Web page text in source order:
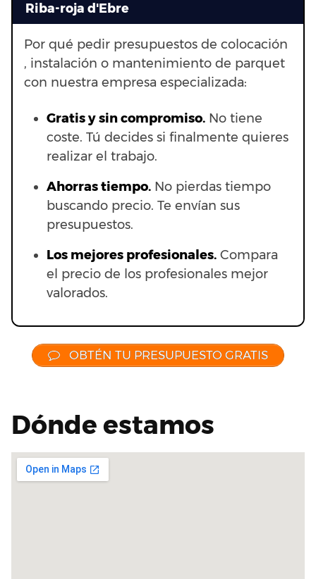
Riba-roja d'Ebre
Por qué pedir presupuestos de colocación
, instalación o mantenimiento de parquet
con nuestra empresa especializada:
Gratis y sin compromiso. No tiene
coste. Tú decides si finalmente quieres
realizar el trabajo.
Ahorras tiempo. No pierdas tiempo
buscando precio. Te envían sus
presupuestos.
Los mejores profesionales. Compara
el precio de los profesionales mejor
valorados.
OBTÉN TU PRESUPUESTO GRATIS
Dónde estamos